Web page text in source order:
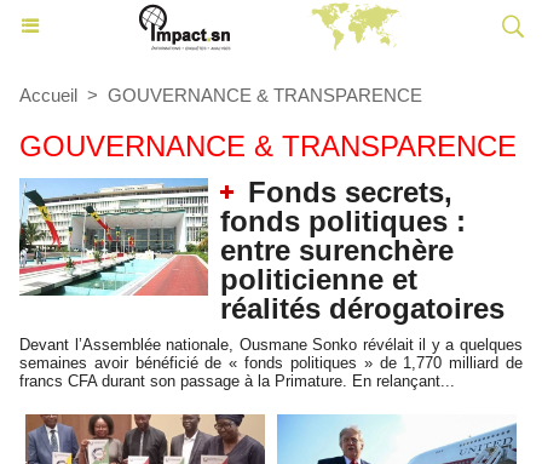
Accueil > GOUVERNANCE & TRANSPARENCE
GOUVERNANCE & TRANSPARENCE
Fonds secrets,
fonds politiques :
entre surenchère
politicienne et
réalités dérogatoires
Devant l’Assemblée nationale, Ousmane Sonko révélait il y a quelques
semaines avoir bénéficié de « fonds politiques » de 1,770 milliard de
francs CFA durant son passage à la Primature. En relançant...